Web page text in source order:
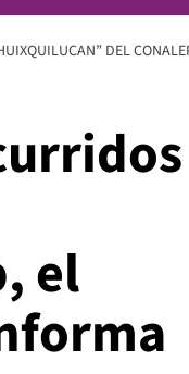
DEL
el